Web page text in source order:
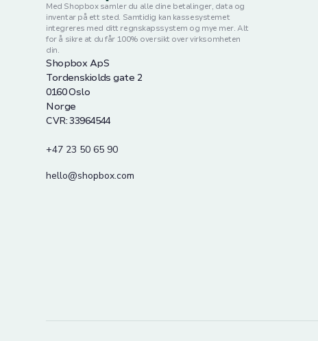
Med Shopbox samler du alle dine betalinger, data og
inventar på ett sted. Samtidig kan kassesystemet
integreres med ditt regnskapssystem og mye mer. Alt
for å sikre at du får 100% oversikt over virksomheten
din.
Shopbox ApS
Tordenskiolds gate 2
0160 Oslo
Norge
CVR: 33964544
+47 23 50 65 90
hello@shopbox.com